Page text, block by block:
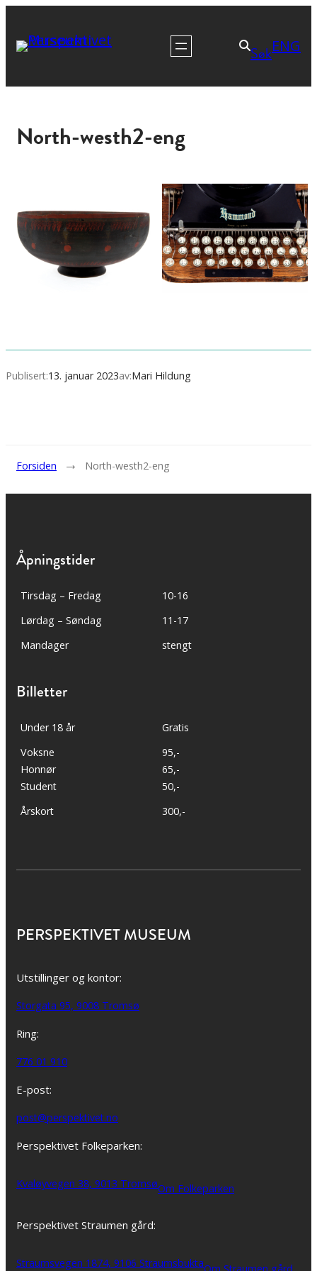
SøkENG
North-westh2-eng
Publisert:13. januar 2023av:Mari Hildung
Forsiden → North-westh2-eng
Åpningstider
Tirsdag – Fredag
10-16
Lørdag – Søndag
11-17
Mandager
stengt
Billetter
Under 18 år
Gratis
Voksne
Honnør
Student
95,-
65,-
50,-
Årskort
300,-
PERSPEKTIVET MUSEUM
Utstillinger og kontor:
Storgata 95, 9008 Tromsø
Ring:
776 01 910
E-post:
post@perspektivet.no
Perspektivet Folkeparken:
Kvaløyvegen 38, 9013 TromsøOm Folkeparken
Perspektivet Straumen gård:
Straumsvegen 1874, 9106 StraumsbuktaOm Straumen gård